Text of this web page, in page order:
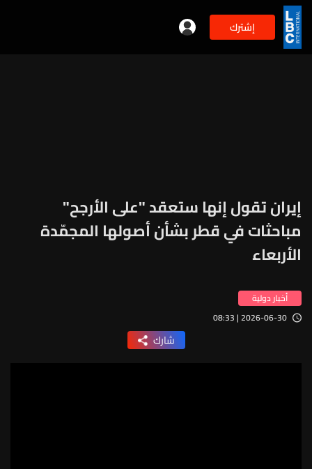
إشترك
إيران تقول إنها ستعقد "على الأرجح"
مباحثات في قطر بشأن أصولها المجمّدة
الأربعاء
أخبار دولية
2026-06-30 | 08:33
شارك